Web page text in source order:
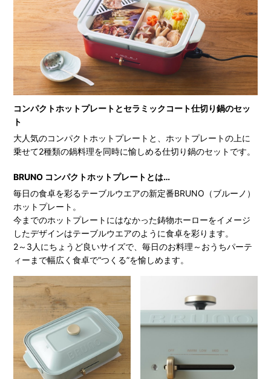
コンパクトホットプレートとセラミックコート仕切り鍋のセッ
ト
大人気のコンパクトホットプレートと、ホットプレートの上に
乗せて2種類の鍋料理を同時に愉しめる仕切り鍋のセットです。
BRUNO コンパクトホットプレートとは…
毎日の食卓を彩るテーブルウエアの新定番BRUNO（ブルーノ）
ホットプレート。
今までのホットプレートにはなかった鋳物ホーローをイメージ
したデザインはテーブルウエアのように食卓を彩ります。
2～3人にちょうど良いサイズで、毎日のお料理～おうちパーテ
ィーまで幅広く食卓で“つくる”を愉しめます。